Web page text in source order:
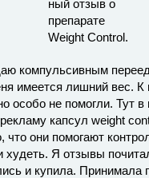
компульсивным
имеется лишний вес. К
особо не помогли. Тут в
капсул weight
что они помогают
худеть. Я отзывы
и купила. Принимала